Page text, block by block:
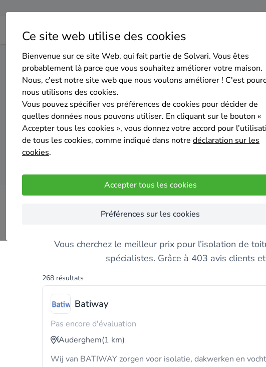
Ce site web utilise des cookies
Bienvenue sur ce site Web, qui fait partie de Solvari. Vous êtes
probablement là parce que vous souhaitez améliorer votre maison.
Nous, c'est notre site web que nous voulons améliorer ! C'est
nous utilisons des cookies.
Vous pouvez spécifier vos préférences de cookies pour décider de
quelles données nous pouvons utiliser. En cliquant sur le bouton «
Accepter tous les cookies », vous donnez votre accord pour
de tous les cookies, comme indiqué dans notre déclaration sur les
cookies.
Accepter tous les cookies
Préférences sur les cookies
Home Isolation de la toiture Bruxelles Auderghem
Top 20 des
Comparez les
Vous cherchez le meilleur prix pour l’isolation de
spécialistes. Grâce à 403 avis clients
268 résultats
Batiway
Pas encore d'évaluation
Auderghem(1 km)
Wij van BATIWAY zorgen voor isolatie, dakwerken en